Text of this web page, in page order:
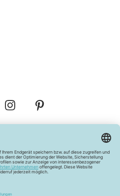
Vertrag widerrufen